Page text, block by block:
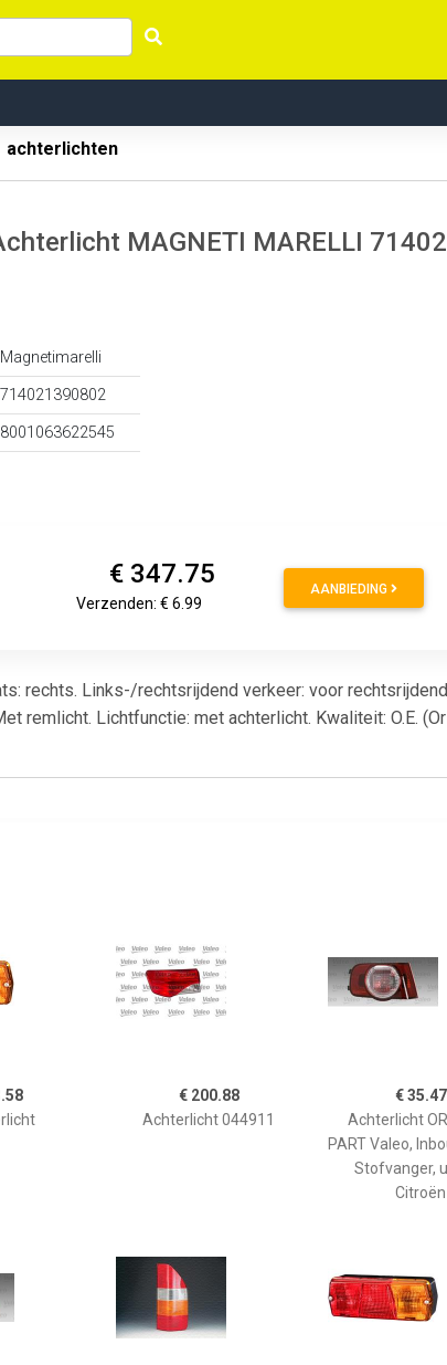
achterlichten
MAGNETI MARELLI
Magnetimarelli
714021390802
8001063622545
€ 347.75
Verzenden: € 6.99
AANBIEDING
rechts. Links-/rechtsrijdend verkeer: voor
remlicht. Lichtfunctie: met achterlicht. Kwaliteit: O.E.
€ 200.88
Achterlicht 044911
€ 35.47
Achterlicht
PART Valeo,
Stofvanger,
Citroën